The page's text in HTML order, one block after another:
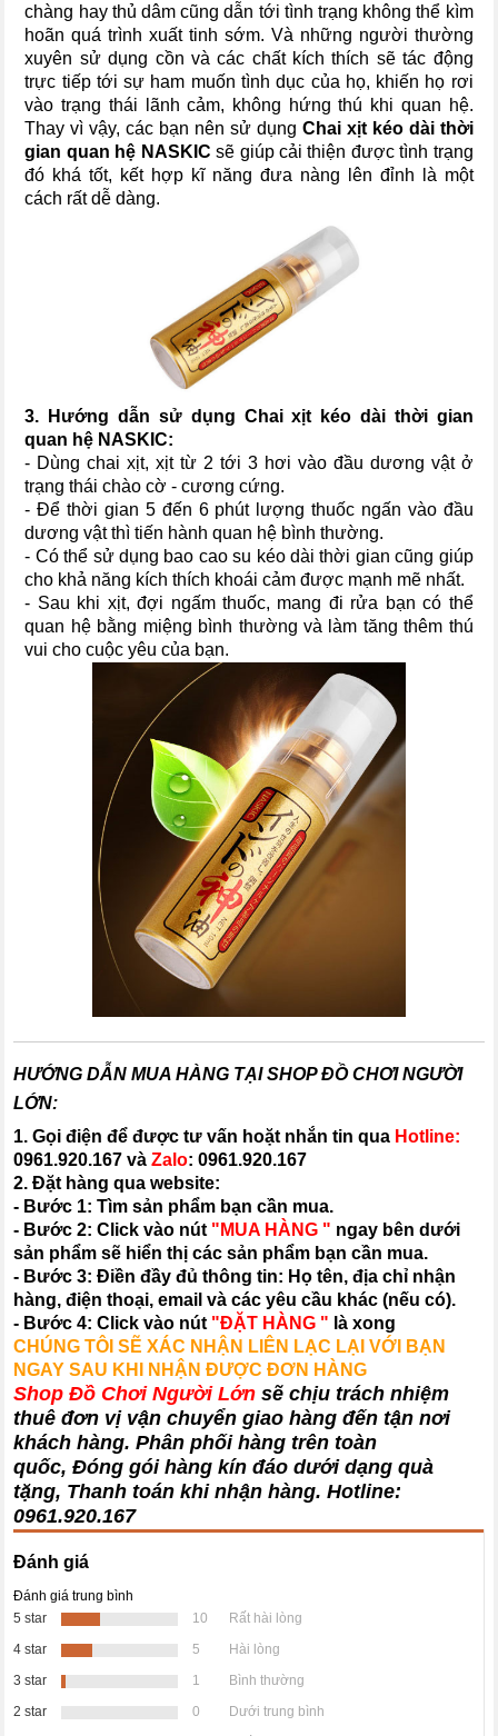
chàng hay thủ dâm cũng dẫn tới tình trạng không thể kìm
hoãn quá trình xuất tinh sớm. Và những người thường
xuyên sử dụng cồn và các chất kích thích sẽ tác động
trực tiếp tới sự ham muốn tình dục của họ, khiến họ rơi
vào trạng thái lãnh cảm, không hứng thú khi quan hệ.
Thay vì vậy, các bạn nên sử dụng Chai xịt kéo dài thời
gian quan hệ NASKIC sẽ giúp cải thiện được tình trạng
đó khá tốt, kết hợp kĩ năng đưa nàng lên đỉnh là một
cách rất dễ dàng.
3. Hướng dẫn sử dụng Chai xịt kéo dài thời gian
quan hệ NASKIC:
- Dùng chai xịt, xịt từ 2 tới 3 hơi vào đầu dương vật ở
trạng thái chào cờ - cương cứng.
- Để thời gian 5 đến 6 phút lượng thuốc ngấn vào đầu
dương vật thì tiến hành quan hệ bình thường.
- Có thể sử dụng bao cao su kéo dài thời gian cũng giúp
cho khả năng kích thích khoái cảm được mạnh mẽ nhất.
- Sau khi xịt, đợi ngấm thuốc, mang đi rửa bạn có thể
quan hệ bằng miệng bình thường và làm tăng thêm thú
vui cho cuộc yêu của bạn.
HƯỚNG DẪN MUA HÀNG TẠI SHOP ĐỒ CHƠI NGƯỜI
LỚN:
1. Gọi điện để được tư vấn hoặt nhắn tin qua Hotline:
0961.920.167 vàZalo:0961.920.167
2. Đặt hàng qua website:
- Bước 1: Tìm sản phẩm bạn cần mua.
- Bước 2: Click vào nút "MUA HÀNG " ngay bên dưới
sản phẩm sẽ hiển thị các sản phẩm bạn cần mua.
- Bước 3: Điền đầy đủ thông tin: Họ tên, địa chỉ nhận
hàng, điện thoại, email và các yêu cầu khác (nếu có).
- Bước 4: Click vào nút "ĐẶT HÀNG " là xong
CHÚNG TÔI SẼ XÁC NHẬN LIÊN LẠC LẠI VỚI BẠN
NGAY SAU KHI NHẬN ĐƯỢC ĐƠN HÀNG
Shop Đồ Chơi Người Lớn sẽ chịu trách nhiệm
thuê đơn vị vận chuyển giao hàng đến tận nơi
khách hàng. Phân phối hàng trên toàn
quốc, Đóng gói hàng kín đáo dưới dạng quà
tặng, Thanh toán khi nhận hàng. Hotline:
0961.920.167
Đánh giá
Đánh giá trung bình
5 star
10
Rất hài lòng
4 star
5
Hài lòng
3 star
1
Bình thường
2 star
0
Dưới trung bình